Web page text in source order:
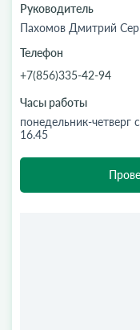
Руководитель
Пахомов Дмитрий
Телефон
+7(856)335-42-94
Часы работы
понедельник-четверг
16.45